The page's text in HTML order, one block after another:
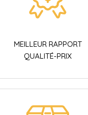
MEILLEUR RAPPORT
QUALITÉ-PRIX